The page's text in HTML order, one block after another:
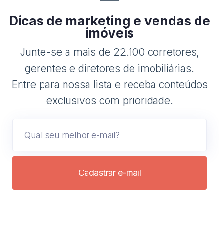
Dicas de marketing e vendas de
imóveis
Junte-se a mais de 22.100 corretores,
gerentes e diretores de imobiliárias.
Entre para nossa lista e receba conteúdos
exclusivos com prioridade.
Cadastrar e-mail